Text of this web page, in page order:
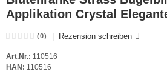
Applikation Crystal
(0) Rezension schreiben
Art.Nr.: 110516
HAN: 110516